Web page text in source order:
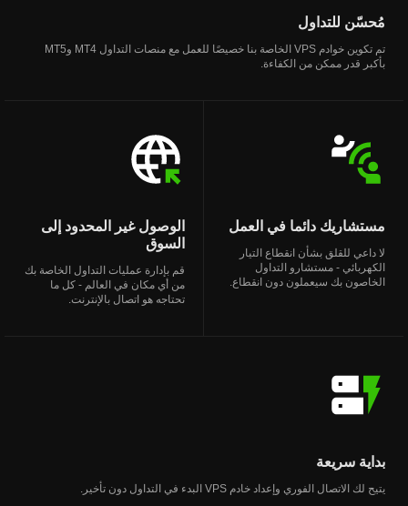
مُحسّن للتداول
تم تكوين خوادم VPS الخاصة بنا خصيصًا للعمل مع منصات التداول MT4 وMT5
بأكبر قدر ممكن من الكفاءة.
مستشاريك دائما في العمل
لا داعي للقلق بشأن انقطاع التيار
الكهربائي - مستشارو التداول
الخاصون بك سيعملون دون انقطاع.
الوصول غير المحدود إلى
السوق
قم بإدارة عمليات التداول الخاصة بك
من أي مكان في العالم - كل ما
تحتاجه هو اتصال بالإنترنت.
بداية سريعة
يتيح لك الاتصال الفوري وإعداد خادم VPS البدء في التداول دون تأخير.